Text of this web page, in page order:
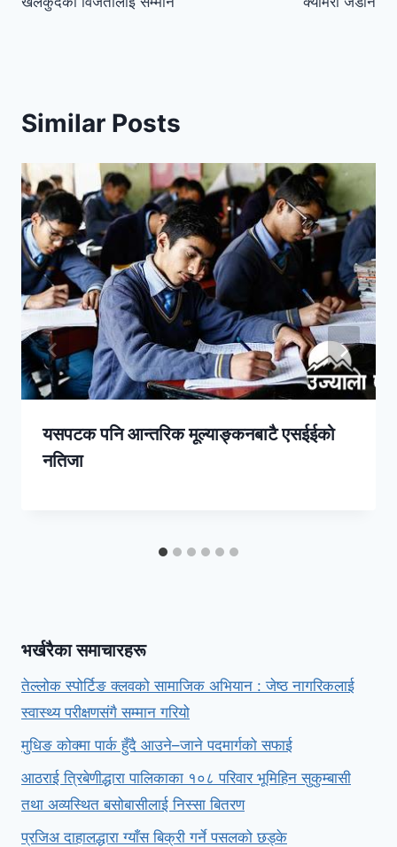
Similar Posts
यसपटक पनि आन्तरिक मूल्याङ्कनबाटै एसईईको
नतिजा
भर्खरैका समाचारहरू
तेल्लोक स्पोर्टिङ क्लवको सामाजिक अभियान : जेष्ठ नागरिकलाई
स्वास्थ्य परीक्षणसंगै सम्मान गरियो
मुधिङ कोक्मा पार्क हुँदै आउने–जाने पदमार्गको सफाई
आठराई त्रिबेणीद्धारा पालिकाका १०८ परिवार भूमिहिन सुकुम्बासी
तथा अव्यस्थित बसोबासीलाई निस्सा बितरण
प्रजिअ दाहालद्धारा ग्याँस बिक्री गर्ने पसलको छड्के